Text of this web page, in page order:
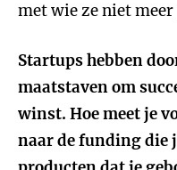
met wie ze niet
Startups hebben
maatstaven om
winst. Hoe meet je
naar de funding die